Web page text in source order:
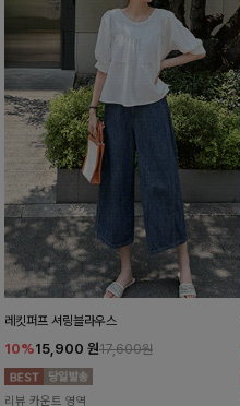
레킷퍼프 셔링블라우스
10%15,900 원17,600원
리뷰 카운트 영역